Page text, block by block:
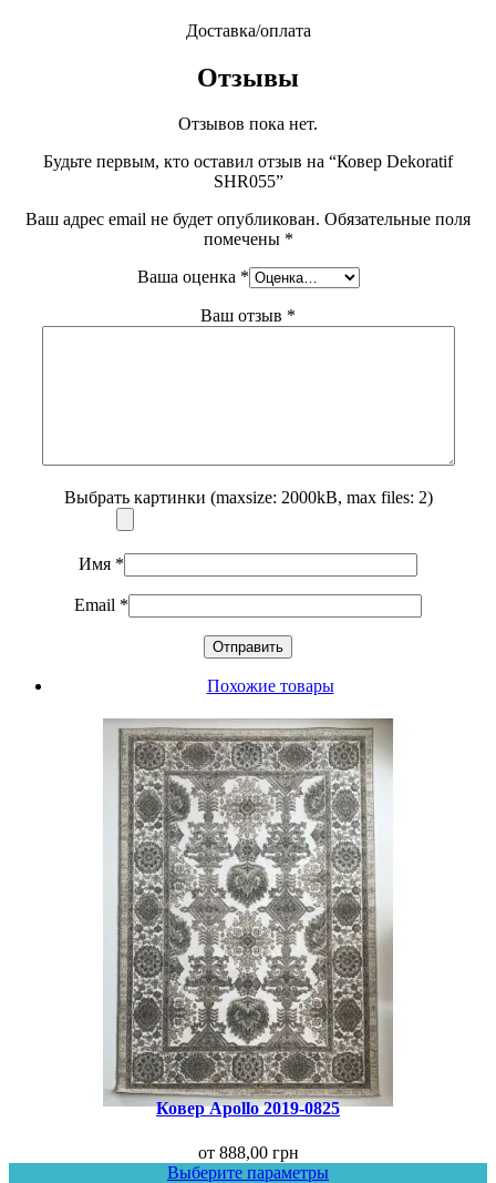
Доставка/оплата
Отзывы
Отзывов пока нет.
Будьте первым, кто оставил отзыв на “Ковер Dekoratif
SHR055”
Ваш адрес email не будет опубликован. Обязательные поля
помечены *
Ваша оценка *
Ваш отзыв *
Выбрать картинки (maxsize: 2000kB, max files: 2)
Имя *
Email *
Похожие товары
Ковер Аpollo 2019-0825
от 888,00 грн
Выберите параметры